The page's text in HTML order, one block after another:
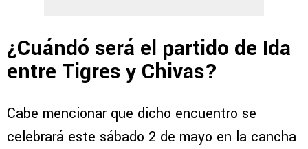
¿Cuándó será el partido de Ida
entre Tigres y Chivas?
Cabe mencionar que dicho encuentro se
celebrará este sábado 2 de mayo en la cancha